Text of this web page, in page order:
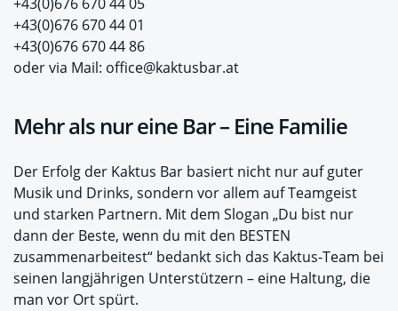
+43(0)676 670 44 01
+43(0)676 670 44 86
oder via Mail: office@kaktusbar.at
Mehr als nur eine Bar – Eine Familie
Der Erfolg der Kaktus Bar basiert nicht nur auf guter
Musik und Drinks, sondern vor allem auf Teamgeist
und starken Partnern. Mit dem Slogan „Du bist nur
dann der Beste, wenn du mit den BESTEN
zusammenarbeitest“ bedankt sich das Kaktus-Team bei
seinen langjährigen Unterstützern – eine Haltung, die
man vor Ort spürt.